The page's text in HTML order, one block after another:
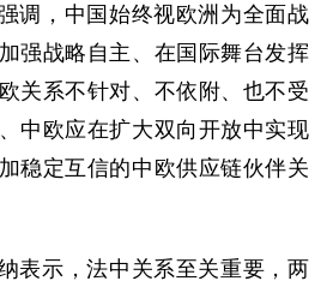
调，中国始终视欧洲为全面战
强战略自主、在国际舞台发挥
关系不针对、不依附、也不受
中欧应在扩大双向开放中实现
稳定互信的中欧供应链伙伴关
表示，法中关系至关重要，两